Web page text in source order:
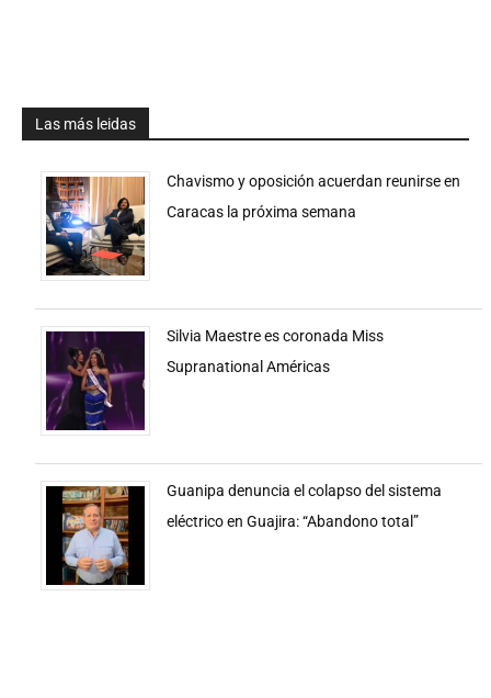
Las más leidas
Chavismo y oposición acuerdan reunirse en
Caracas la próxima semana
Silvia Maestre es coronada Miss
Supranational Américas
Guanipa denuncia el colapso del sistema
eléctrico en Guajira: “Abandono total”